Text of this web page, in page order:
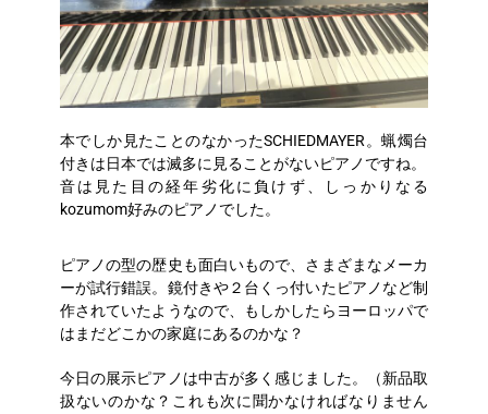
本でしか見たことのなかったSCHIEDMAYER。蝋燭台
付きは日本では滅多に見ることがないピアノですね。
音は見た目の経年劣化に負けず、しっかりなる
kozumom好みのピアノでした。
ピアノの型の歴史も面白いもので、さまざまなメーカ
ーが試行錯誤。鏡付きや２台くっ付いたピアノなど制
作されていたようなので、もしかしたらヨーロッパで
はまだどこかの家庭にあるのかな？
今日の展示ピアノは中古が多く感じました。（新品取
扱ないのかな？これも次に聞かなければなりません